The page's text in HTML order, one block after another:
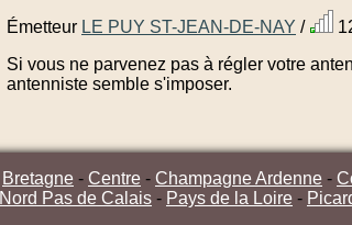
Émetteur LE PUY ST-JEAN-DE-NAY /
Si vous ne parvenez pas à régler votre
antenniste semble s'imposer.
Bretagne - Centre - Champagne Ardenne -
Nord Pas de Calais - Pays de la Loire -